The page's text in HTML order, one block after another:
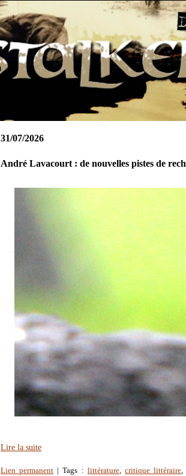
31/07/2026
André Lavacourt : de nouvelles pistes de
Lire la suite
Lien permanent | Tags : littérature, critique littéraire